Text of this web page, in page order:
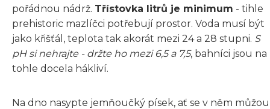
pořádnou nádrž. Třístovka litrů je minimum - tihle
prehistoric mazlíčci potřebují prostor. Voda musí být
jako křišťál, teplota tak akorát mezi 24 a 28 stupni. S
pH si nehrajte - držte ho mezi 6,5 a 7,5, bahníci jsou na
tohle docela hákliví.
Na dno nasypte jemňoučký písek, ať se v něm můžou